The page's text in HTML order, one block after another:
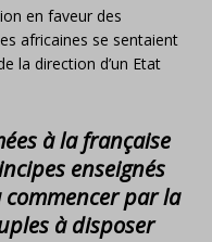
en faveur des
africaines se sentaient
la direction d’un Etat
à la française
enseignés
par la
à disposer